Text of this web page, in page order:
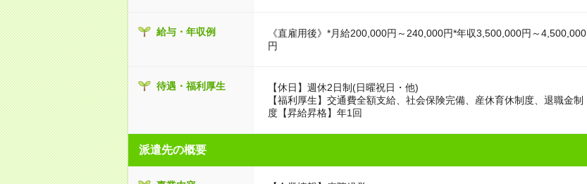
給与・年収例
《直雇用後》*月給200,000円～240,000円*年収3,500,000円～4,500,000
円
待遇・福利厚生
【休日】週休2日制(日曜祝日・他)
【福利厚生】交通費全額支給、社会保険完備、産休育休制度、退職金制
度【昇給昇格】年1回
派遣先の概要